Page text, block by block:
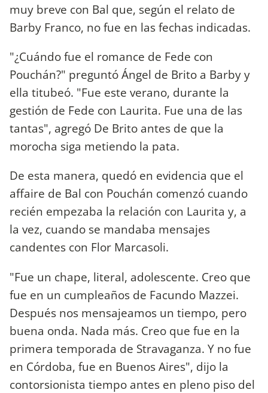
muy breve con Bal que, según el relato de
Barby Franco, no fue en las fechas indicadas.
"¿Cuándo fue el romance de Fede con
Pouchán?" preguntó Ángel de Brito a Barby y
ella titubeó. "Fue este verano, durante la
gestión de Fede con Laurita. Fue una de las
tantas", agregó De Brito antes de que la
morocha siga metiendo la pata.
De esta manera, quedó en evidencia que el
affaire de Bal con Pouchán comenzó cuando
recién empezaba la relación con Laurita y, a
la vez, cuando se mandaba mensajes
candentes con Flor Marcasoli.
"Fue un chape, literal, adolescente. Creo que
fue en un cumpleaños de Facundo Mazzei.
Después nos mensajeamos un tiempo, pero
buena onda. Nada más. Creo que fue en la
primera temporada de Stravaganza. Y no fue
en Córdoba, fue en Buenos Aires", dijo la
contorsionista tiempo antes en pleno piso del